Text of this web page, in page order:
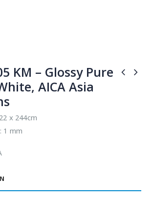
KM – Glossy Pure
AICA Asia
x 244cm
1 mm
JOHN SMITH
CEO &